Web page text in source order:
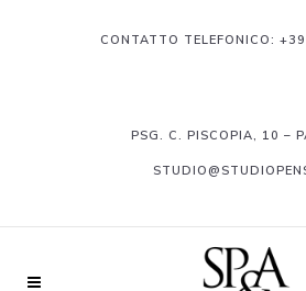
CONTATTO TELEFONICO:
PSG. C. PISCOPIA, 10 –